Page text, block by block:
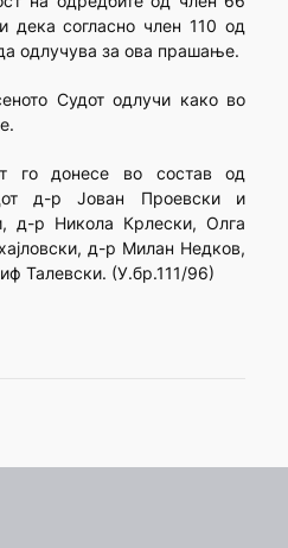
дека согласно член 110 од
одлучува за ова прашање.
Судот одлучи како во
го донесе во состав од
д-р Јован Проевски и
д-р Никола Крлески, Олга
д-р Милан Недков,
Талевски. (У.бр.111/96)